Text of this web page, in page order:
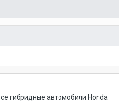
гибридные автомобили Honda